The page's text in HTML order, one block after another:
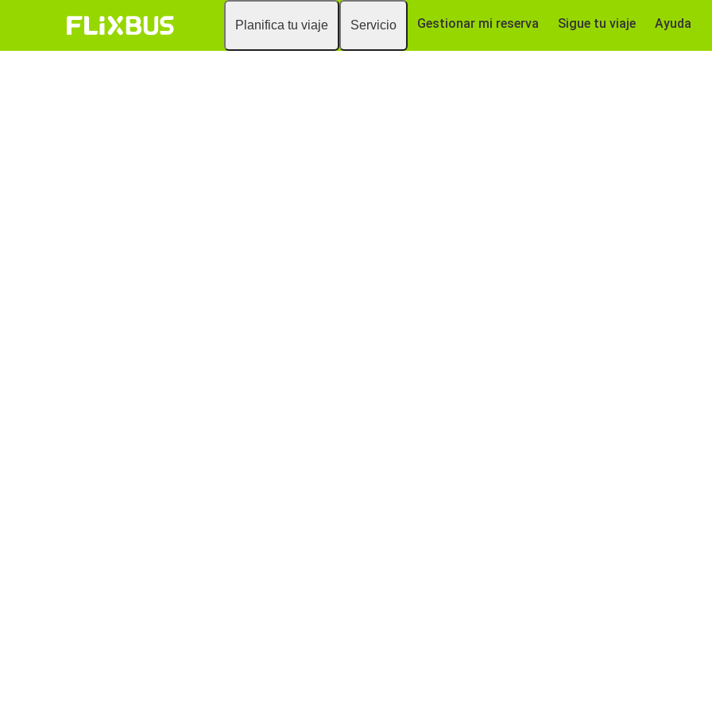
Planifica tu viaje Servicio Gestionar mi reserva Sigue tu viaje Ayuda